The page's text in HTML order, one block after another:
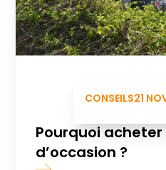
CONSEILS21
Pourquoi
d’occasion ?